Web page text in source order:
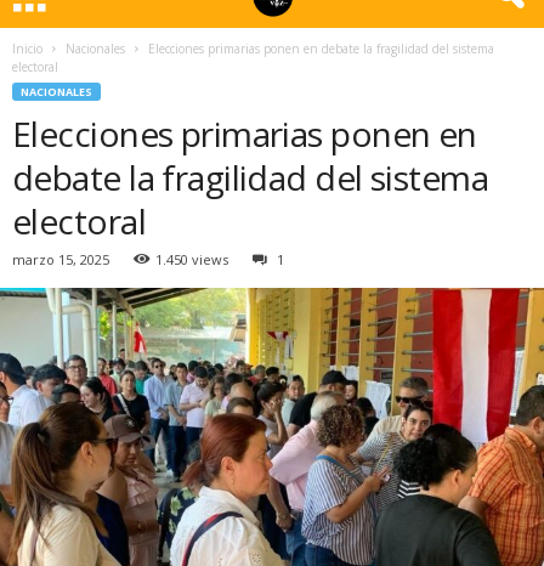
Inicio Nacionales
Elecciones primarias ponen en debate la fragilidad del sistema
electoral
NACIONALES
Elecciones primarias ponen en
debate la fragilidad del sistema
electoral
marzo 15, 2025 1.450 views 1